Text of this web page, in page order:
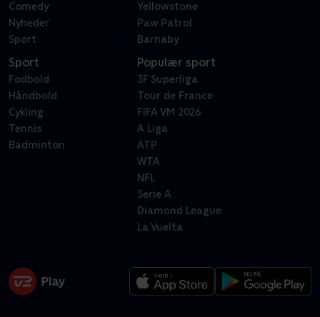
Comedy
Nyheder
Sport
Yellowstone
Paw Patrol
Barnaby
Sport
Fodbold
Håndbold
Cykling
Tennis
Badminton
Populær sport
3F Superliga
Tour de France
FIFA VM 2026
A Liga
ATP
WTA
NFL
Serie A
Diamond League
La Vuelta